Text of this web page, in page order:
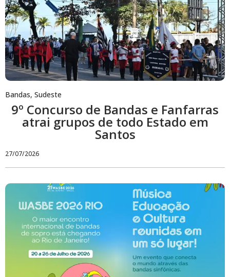
Bandas, Sudeste
9º Concurso de Bandas e Fanfarras
atrai grupos de todo Estado em
Santos
27/07/2026